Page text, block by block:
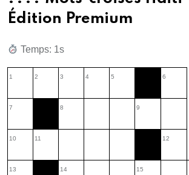
Édition Premium
Temps: 2s
1 2 3 4 5 6
7 8 9
10 11 12
13 14 15